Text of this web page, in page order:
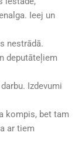
Ieej un
nestrādā.
deputāteļiem
Izdevumi
kompis, bet tam
ar tiem